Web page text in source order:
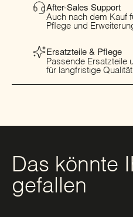
After-Sales Support
Auch nach dem Kauf
Pflege und
Ersatzteile & Pflege
Passende Ersatzteile
für langfristige
Das könnte
gefallen